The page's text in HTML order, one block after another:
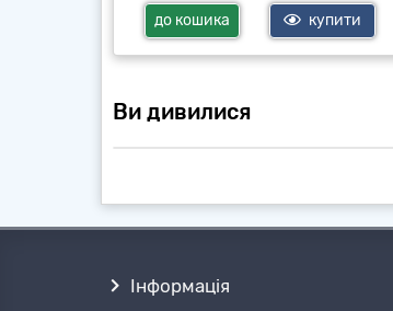
до кошика купити
Ви дивилися
Інформація